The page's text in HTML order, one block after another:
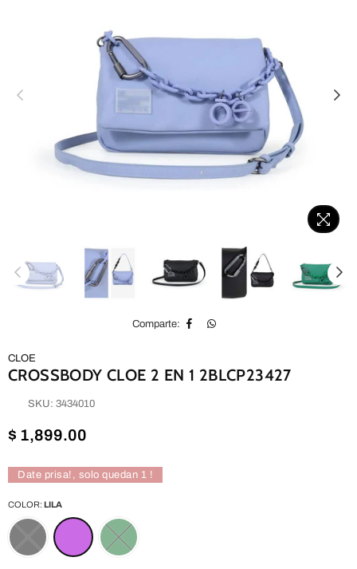
Comparte:
CLOE
CROSSBODY CLOE 2 EN 1 2BLCP23427
SKU: 3434010
Precio
$ 1,899.00
Date prisa!, solo quedan 1 !
COLOR: LILA